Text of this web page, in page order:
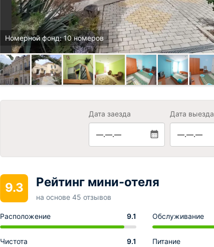
Номерной фонд: 10 номеров
Дата заезда
—.—.—
Дата выезда
—.—.—
9.3 Рейтинг мини-отеля
на основе 45 отзывов
Расположение 9.1 Обслуживание
Чистота 9.1 Питание